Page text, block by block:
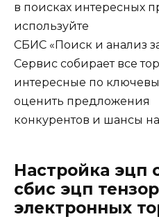
в поисках интересных
используйте
СБИС «Поиск и анализ
Сервис собирает все
интересные по
оценить предложения
конкурентов и шансы
Настройка эцп
сбис эцп
электронных